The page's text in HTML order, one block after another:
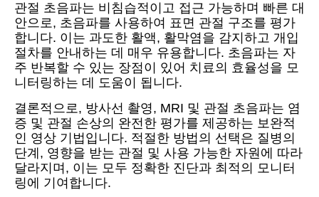
관절 초음파는 비침습적이고 접근 가능하며 빠른 대
안으로, 초음파를 사용하여 표면 관절 구조를 평가
합니다. 이는 과도한 활액, 활막염을 감지하고 개입
절차를 안내하는 데 매우 유용합니다. 초음파는 자
주 반복할 수 있는 장점이 있어 치료의 효율성을 모
니터링하는 데 도움이 됩니다.
결론적으로, 방사선 촬영, MRI 및 관절 초음파는 염
증 및 관절 손상의 완전한 평가를 제공하는 보완적
인 영상 기법입니다. 적절한 방법의 선택은 질병의
단계, 영향을 받는 관절 및 사용 가능한 자원에 따라
달라지며, 이는 모두 정확한 진단과 최적의 모니터
링에 기여합니다.